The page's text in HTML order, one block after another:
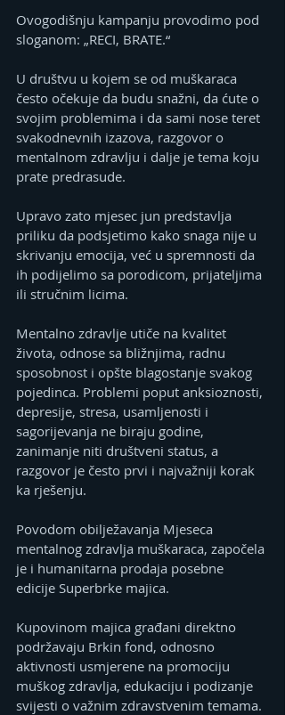
Ovogodišnju kampanju provodimo pod
sloganom: „RECI, BRATE.“
U društvu u kojem se od muškaraca
često očekuje da budu snažni, da ćute o
svojim problemima i da sami nose teret
svakodnevnih izazova, razgovor o
mentalnom zdravlju i dalje je tema koju
prate predrasude.
Upravo zato mjesec jun predstavlja
priliku da podsjetimo kako snaga nije u
skrivanju emocija, već u spremnosti da
ih podijelimo sa porodicom, prijateljima
ili stručnim licima.
Mentalno zdravlje utiče na kvalitet
života, odnose sa bližnjima, radnu
sposobnost i opšte blagostanje svakog
pojedinca. Problemi poput anksioznosti,
depresije, stresa, usamljenosti i
sagorijevanja ne biraju godine,
zanimanje niti društveni status, a
razgovor je često prvi i najvažniji korak
ka rješenju.
Povodom obilježavanja Mjeseca
mentalnog zdravlja muškaraca, započela
je i humanitarna prodaja posebne
edicije Superbrke majica.
Kupovinom majica građani direktno
podržavaju Brkin fond, odnosno
aktivnosti usmjerene na promociju
muškog zdravlja, edukaciju i podizanje
svijesti o važnim zdravstvenim temama.